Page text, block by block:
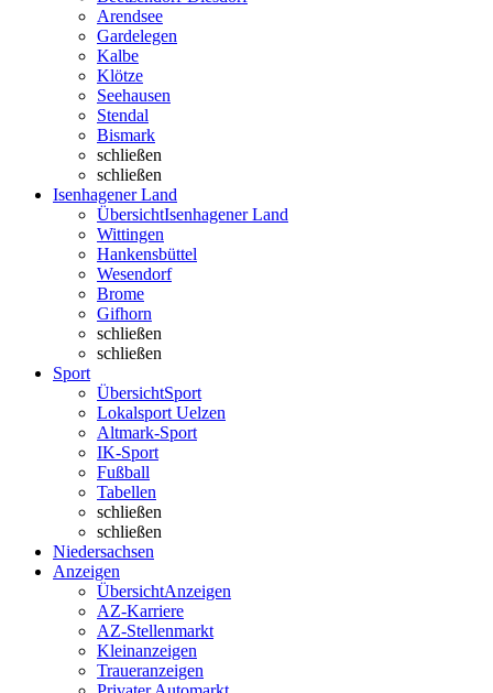
Arendsee
Gardelegen
Kalbe
Klötze
Seehausen
Stendal
Bismark
schließen
schließen
Isenhagener Land
ÜbersichtIsenhagener Land
Wittingen
Hankensbüttel
Wesendorf
Brome
Gifhorn
schließen
schließen
Sport
ÜbersichtSport
Lokalsport Uelzen
Altmark-Sport
IK-Sport
Fußball
Tabellen
schließen
schließen
Niedersachsen
Anzeigen
ÜbersichtAnzeigen
AZ-Karriere
AZ-Stellenmarkt
Kleinanzeigen
Traueranzeigen